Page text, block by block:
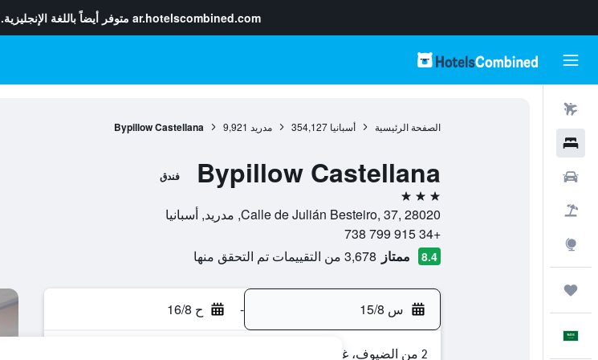
ar.hotelscombined.com متوفر أيضاً باللغة الإنجليزية.
الصفحة الرئيسية أسبانيا 354,127 مدريد 9,921
Bypillow Castellana
Bypillow Castellana فندق
3 نجوم
Calle de Julián Besteiro, 37, 28020, مدريد, أسبانيا
+34 915 799 738
8.4 ممتاز 3,678 من التقييمات تم التحقق منها
س 15/8 - ح 16/8
2 من الضيوف، غرفة واحدة